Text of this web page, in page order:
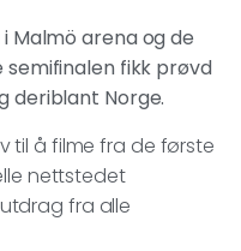
Malmö arena og de
fikk prøvd
deriblant Norge.
til å filme fra de første
nettstedet
fra alle